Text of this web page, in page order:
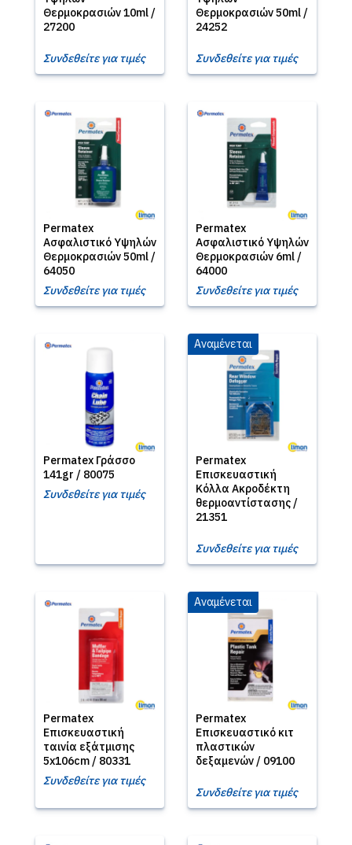
Θερμοκρασιών 10ml /
27200
Συνδεθείτε για τιμές
Θερμοκρασιών 50ml /
24252
Συνδεθείτε για τιμές
Permatex
Ασφαλιστικό Υψηλών
Θερμοκρασιών 50ml /
64050
Συνδεθείτε για τιμές
Permatex
Ασφαλιστικό Υψηλών
Θερμοκρασιών 6ml /
64000
Συνδεθείτε για τιμές
Permatex Γράσσο
141gr / 80075
Συνδεθείτε για τιμές
Permatex
Επισκευαστική
Κόλλα Ακροδέκτη
θερμοαντίστασης /
21351
Αναμένεται
Συνδεθείτε για τιμές
Permatex
Επισκευαστική
ταινία εξάτμισης
5x106cm / 80331
Συνδεθείτε για τιμές
Permatex
Επισκευαστικό κιτ
πλαστικών
δεξαμενών / 09100
Αναμένεται
Συνδεθείτε για τιμές